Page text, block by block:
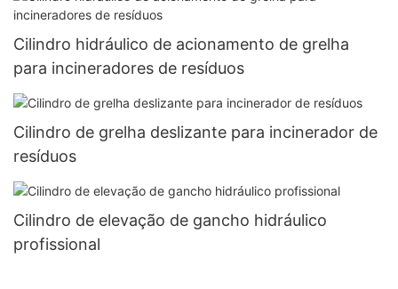
Cilindro hidráulico de acionamento de grelha
para incineradores de resíduos
Cilindro de grelha deslizante para incinerador de
resíduos
Cilindro de elevação de gancho hidráulico
profissional